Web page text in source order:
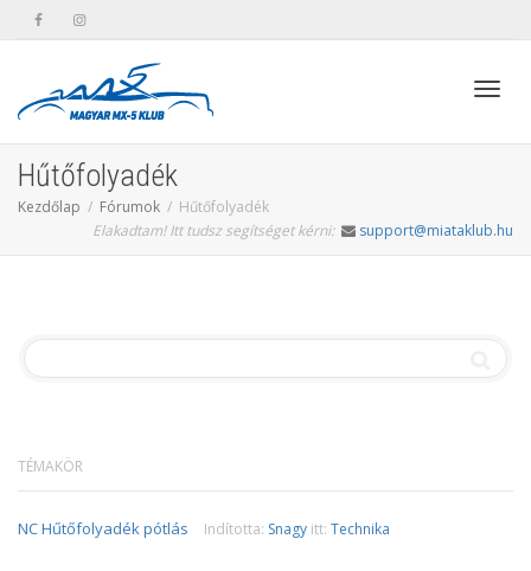
Hűtőfolyadék
Kezdőlap Fórumok
Hűtőfolyadék
Elakadtam! Itt tudsz segítséget kérni:
support@miataklub.hu
TÉMAKÖR
NC Hűtőfolyadék pótlás Indította: Snagy itt: Technika
3 hónap, 1 hét telt el